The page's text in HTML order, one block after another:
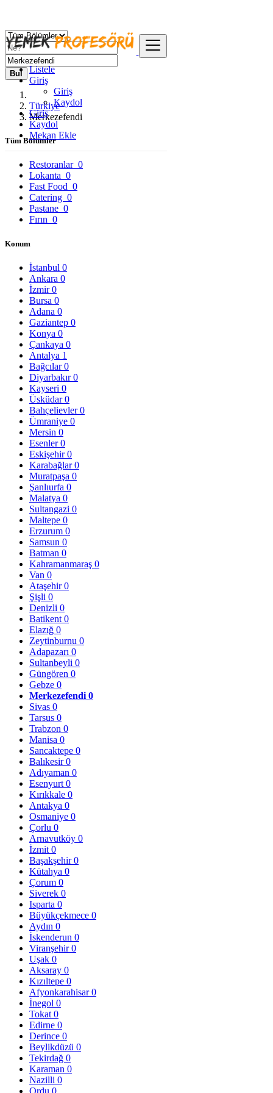
Listele
Giriş
Giriş
Kaydol
Giriş
Kaydol
Mekan Ekle
Bul
Türkiye
Merkezefendi
Tüm Bölümler
Restoranlar 0
Lokanta 0
Fast Food 0
Catering 0
Pastane 0
Fırın 0
Konum
İstanbul 0
Ankara 0
İzmir0
Bursa 0
Adana 0
Gaziantep 0
Konya 0
Çankaya 0
Antalya 1
Bağcılar0
Diyarbakır0
Kayseri 0
Üsküdar0
Bahçelievler0
Ümraniye 0
Mersin 0
Esenler0
Eskişehir0
Karabağlar0
Muratpaşa 0
Şanlıurfa 0
Malatya 0
Sultangazi 0
Maltepe 0
Erzurum 0
Samsun 0
Batman 0
Kahramanmaraş 0
Van 0
Ataşehir0
Şişli 0
Denizli 0
Batikent 0
Elazığ 0
Zeytinburnu 0
Adapazarı 0
Sultanbeyli 0
Güngören 0
Gebze 0
Merkezefendi 0
Sivas 0
Tarsus 0
Trabzon 0
Manisa 0
Sancaktepe 0
Balıkesir0
Adıyaman 0
Esenyurt 0
Kırıkkale 0
Antakya 0
Osmaniye 0
Çorlu 0
Arnavutköy 0
İzmit 0
Başakşehir0
Kütahya 0
Çorum 0
Siverek 0
Isparta 0
Büyükçekmece 0
Aydın 0
İskenderun 0
Viranşehir0
Uşak 0
Aksaray 0
Kızıltepe 0
Afyonkarahisar0
İnegol 0
Tokat 0
Edirne 0
Derince 0
Beylikdüzü 0
Tekirdağ 0
Karaman 0
Nazilli 0
Ordu 0